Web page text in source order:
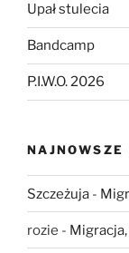
Upał stulecia
Bandcamp
P.I.W.O. 2026
NAJNOWSZE
Szczeżuja -
rozie -